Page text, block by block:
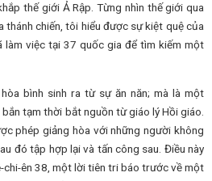
thế giới Ả Rập. Từng nhìn thế giới qua
thánh chiến, tôi hiểu được sự kiệt quệ của
làm việc tại 37 quốc gia để tìm kiếm một
bình sinh ra từ sự ăn năn; mà là một
tạm thời bắt nguồn từ giáo lý Hồi giáo.
phép giảng hòa với những người không
đó tập hợp lại và tấn công sau. Điều này
chi-ên 38, một lời tiên tri báo trước về một